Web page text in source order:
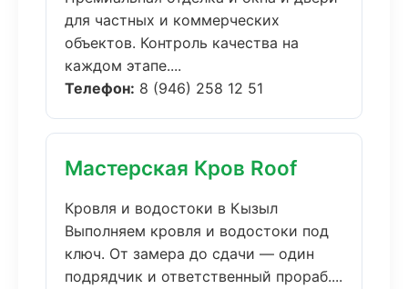
для частных и коммерческих
объектов. Контроль качества на
каждом этапе....
Телефон: 8 (946) 258 12 51
Мастерская Кров Roof
Кровля и водостоки в Кызыл
Выполняем кровля и водостоки под
ключ. От замера до сдачи — один
подрядчик и ответственный прораб....